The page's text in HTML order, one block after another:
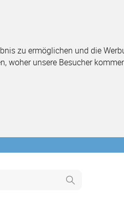
zu ermöglichen und die
woher unsere Besucher